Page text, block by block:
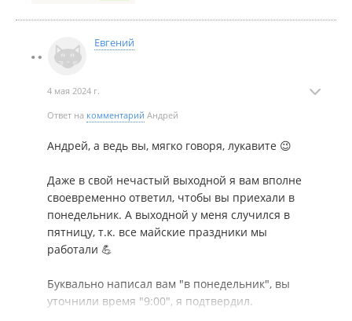
Евгений
4 мая 2024 г.
Ответ на комментарий Андрей
Андрей, а ведь вы, мягко говоря, лукавите 😉
Даже в свой нечастый выходной я вам вполне
своевременно ответил, чтобы вы приехали в
понедельник. А выходной у меня случился в
пятницу, т.к. все майские праздники мы
работали 💪
Буквально написал вам "в понедельник", вы
уточнили время "9:00", я подтвердил.